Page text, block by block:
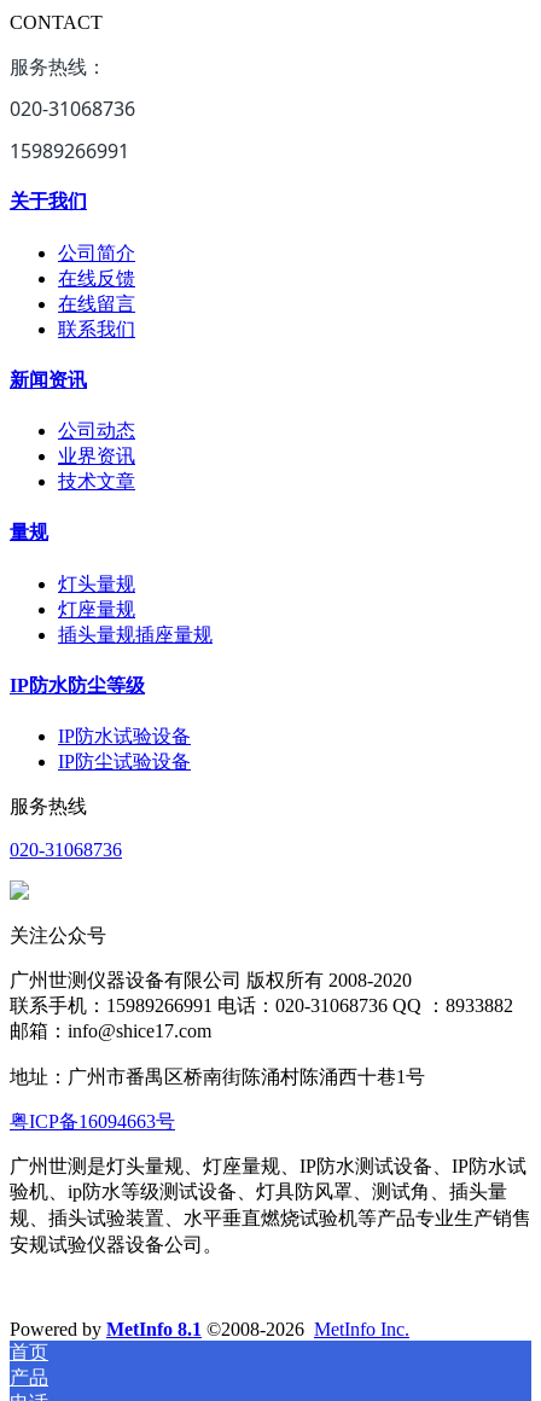
CONTACT
服务热线：
020-31068736
15989266991
关于我们
公司简介
在线反馈
在线留言
联系我们
新闻资讯
公司动态
业界资讯
技术文章
量规
灯头量规
灯座量规
插头量规插座量规
IP防水防尘等级
IP防水试验设备
IP防尘试验设备
服务热线
020-31068736
关注公众号
广州世测仪器设备有限公司 版权所有 2008-2020
联系手机：15989266991 电话：020-31068736 QQ ：8933882
邮箱：info@shice17.com
地址： 广州市番禺区桥南街陈涌村陈涌西十巷1号
粤ICP备16094663号
广州世测是灯头量规、灯座量规、IP防水测试设备、IP防水试
验机、ip防水等级测试设备、灯具防风罩、测试角、插头量
规、插头试验装置、水平垂直燃烧试验机等产品专业生产销售
安规试验仪器设备公司。
Powered by MetInfo 8.1 ©2008-2026 MetInfo Inc.
首页
产品